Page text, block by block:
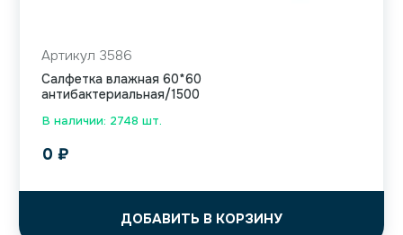
В наличии: 2748 шт.
Артикул 3586
Салфетка влажная 60*60
антибактериальная/1500
0 ₽
ДОБАВИТЬ В КОРЗИНУ